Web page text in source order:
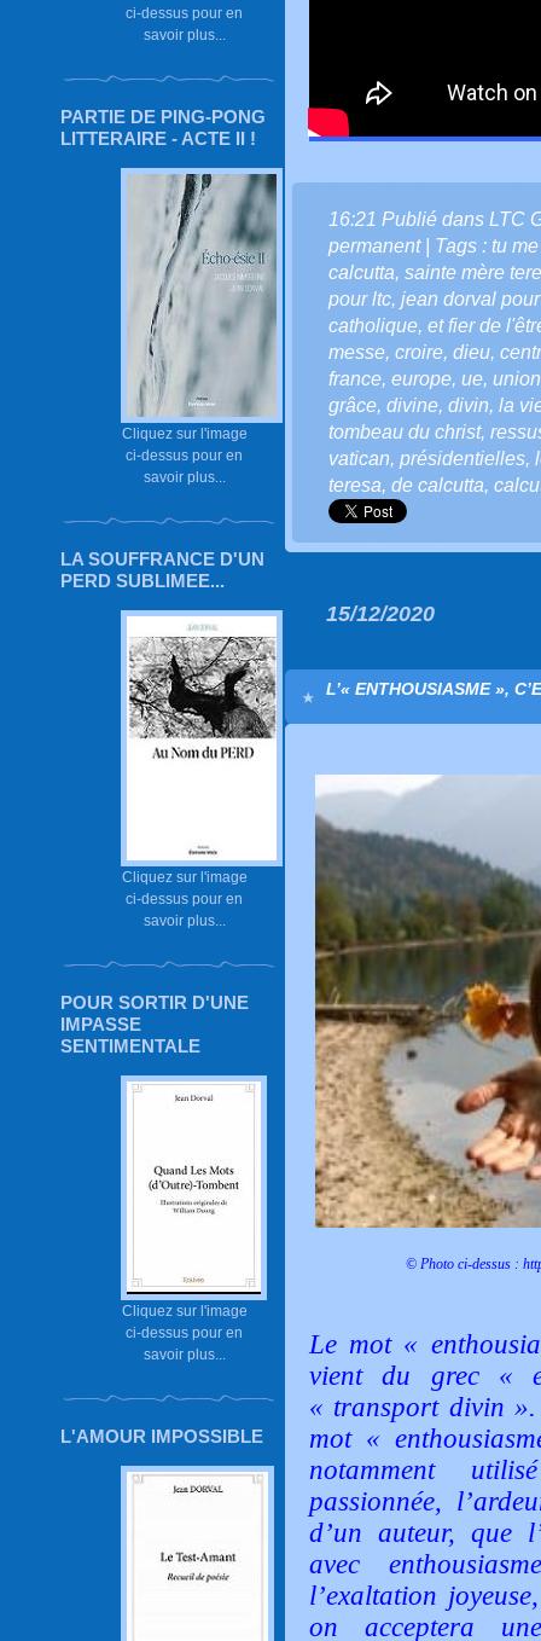
ci-dessus pour en
savoir plus...
PARTIE DE PING-PONG
LITTERAIRE - ACTE II !
Cliquez sur l'image
ci-dessus pour en
savoir plus...
LA SOUFFRANCE D'UN
PERD SUBLIMEE...
Cliquez sur l'image
ci-dessus pour en
savoir plus...
POUR SORTIR D'UNE
IMPASSE
SENTIMENTALE
Cliquez sur l'image
ci-dessus pour en
savoir plus...
L'AMOUR IMPOSSIBLE
16:21 Publié dans LTC
permanent| Tags : tu
calcutta, sainte mère
pour ltc, jean dorval
catholique, et fier de
messe, croire, dieu,
france, europe, ue,
grâce, divine, divin, la
tombeau du christ,
vatican, présidentielles,
teresa, de calcutta,
15/12/2020
L’« ENTHOUSIASME »,
© Photo ci-dessus :
Le mot «
vient du grec «
« transport divin
mot «
notamment
passionnée,
d’un auteur, que
avec
l’exaltation
on acceptera